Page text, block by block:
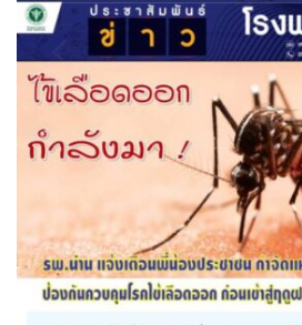
ก๋างโต้งคอฟฟี่รีสอร์ท
ชมพูภูคารีสอร์ท
ต้นแหลงโฮมสเตย์
ตูบฮิมโต้งโฮมสเตย์
นครน่านอพาร์ทเม้น
นะลาวิวรีสอร์ท